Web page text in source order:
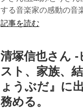
する音楽家の感動の音
記事を読む
清塚信也さん
スト、家族、
ょうぶだ』に
務める。